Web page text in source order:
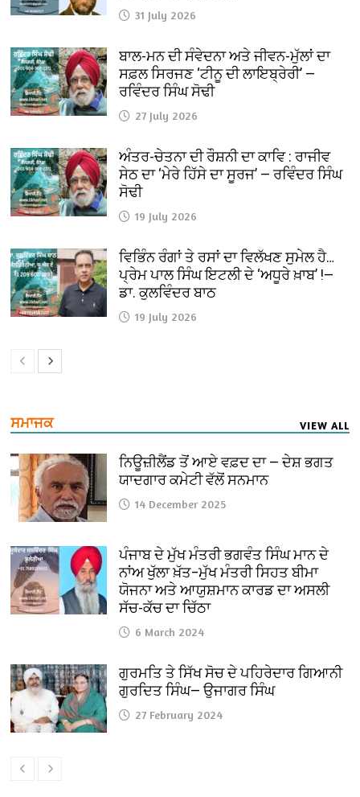
31 July 2026
ਬਾਲ-ਮਨ ਦੀ ਸੰਵੇਦਨਾ ਅਤੇ ਜੀਵਨ-ਮੁੱਲਾਂ ਦਾ
ਸਫ਼ਲ ਸਿਰਜਣ ‘ਟੀਨੂ ਦੀ ਲਾਇਬ੍ਰੇਰੀ’ —
ਰਵਿੰਦਰ ਸਿੰਘ ਸੋਢੀ
27 July 2026
ਅੰਤਰ-ਚੇਤਨਾ ਦੀ ਰੌਸ਼ਨੀ ਦਾ ਕਾਵਿ : ਰਾਜੀਵ
ਸੇਠ ਦਾ ‘ਮੇਰੇ ਹਿੱਸੇ ਦਾ ਸੂਰਜ’ — ਰਵਿੰਦਰ ਸਿੰਘ
ਸੋਢੀ
19 July 2026
ਵਿਭਿੰਨ ਰੰਗਾਂ ਤੇ ਰਸਾਂ ਦਾ ਵਿਲੱਖਣ ਸੁਮੇਲ ਹੈ…
ਪ੍ਰੇਮ ਪਾਲ ਸਿੰਘ ਇਟਲੀ ਦੇ ‘ਅਧੂਰੇ ਖ਼ਾਬ’ !—
ਡਾ. ਕੁਲਵਿੰਦਰ ਬਾਠ
19 July 2026
ਸਮਾਜਕ VIEW ALL
ਨਿਊਜ਼ੀਲੈਂਡ ਤੋਂ ਆਏ ਵਫ਼ਦ ਦਾ — ਦੇਸ਼ ਭਗਤ
ਯਾਦਗਾਰ ਕਮੇਟੀ ਵੱਲੋਂ ਸਨਮਾਨ
14 December 2025
ਪੰਜਾਬ ਦੇ ਮੁੱਖ ਮੰਤਰੀ ਭਗਵੰਤ ਸਿੰਘ ਮਾਨ ਦੇ
ਨਾਂਅ ਖੁੱਲਾ ਖ਼ੱਤ–ਮੁੱਖ ਮੰਤਰੀ ਸਿਹਤ ਬੀਮਾ
ਯੋਜਨਾ ਅਤੇ ਆਯੁਸ਼ਮਾਨ ਕਾਰਡ ਦਾ ਅਸਲੀ
ਸੱਚ-ਕੱਚ ਦਾ ਚਿੱਠਾ
6 March 2024
ਗੁਰਮਤਿ ਤੇ ਸਿੱਖ ਸੋਚ ਦੇ ਪਹਿਰੇਦਾਰ ਗਿਆਨੀ
ਗੁਰਦਿਤ ਸਿੰਘ— ਉਜਾਗਰ ਸਿੰਘ
27 February 2024